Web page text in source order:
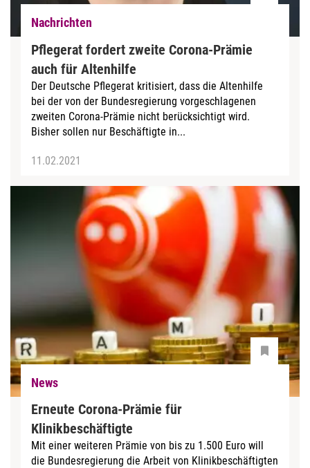
Nachrichten
Pflegerat fordert zweite Corona-Prämie
auch für Altenhilfe
Der Deutsche Pflegerat kritisiert, dass die Altenhilfe
bei der von der Bundesregierung vorgeschlagenen
zweiten Corona-Prämie nicht berücksichtigt wird.
Bisher sollen nur Beschäftigte in...
11.02.2021
News
Erneute Corona-Prämie für
Klinikbeschäftigte
Mit einer weiteren Prämie von bis zu 1.500 Euro will
die Bundesregierung die Arbeit von Klinikbeschäftigten